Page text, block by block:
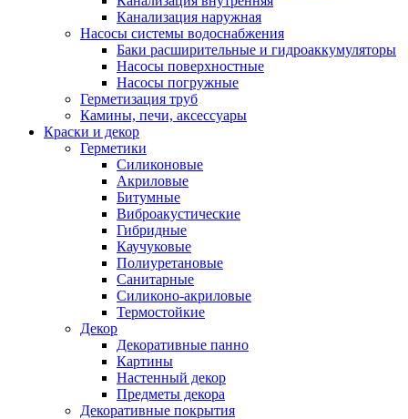
Канализация наружная
Насосы системы водоснабжения
Баки расширительные и гидроаккумуляторы
Насосы поверхностные
Насосы погружные
Герметизация труб
Камины, печи, аксессуары
Краски и декор
Герметики
Силиконовые
Акриловые
Битумные
Виброакустические
Гибридные
Каучуковые
Полиуретановые
Санитарные
Силиконо-акриловые
Термостойкие
Декор
Декоративные панно
Картины
Настенный декор
Предметы декора
Декоративные покрытия